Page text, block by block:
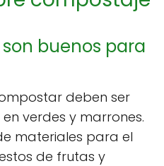
buenos para
deben ser
verdes y marrones.
materiales para el
de frutas y